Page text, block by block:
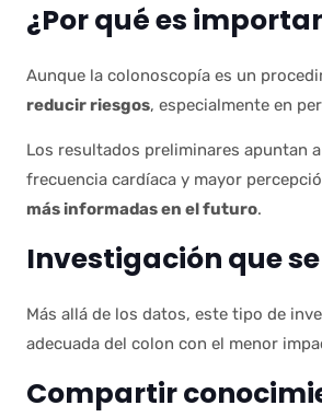
¿Por qué es
Aunque la colonoscopía es un
reducir riesgos, especialmente en
Los resultados preliminares apuntan
frecuencia cardíaca y mayor
más informadas en el futuro.
Investigación que
Más allá de los datos, este tipo de
adecuada del colon con el menor
Compartir